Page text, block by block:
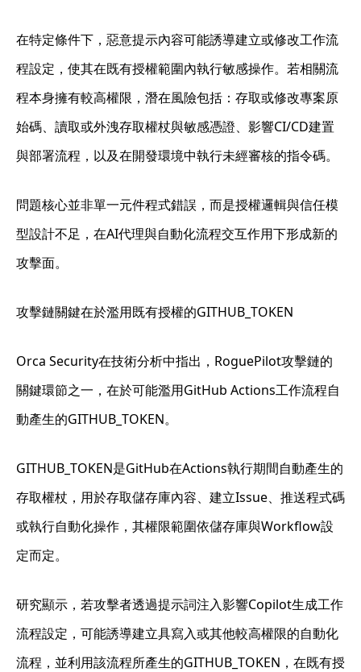
在特定條件下，惡意提示內容可能誘導建立或修改工作流
程設定，使其在既有授權範圍內執行敏感操作。若相關流
程本身擁有較高權限，潛在風險包括：存取或修改專案原
始碼、讀取或外洩存取權杖與敏感憑證、影響CI/CD建置
與部署流程，以及在開發環境中執行未經審核的指令碼。
問題核心並非單一元件程式錯誤，而是授權邏輯與信任模
型設計不足，在AI代理與自動化流程交互作用下形成新的
攻擊面。
攻擊鏈關鍵在於濫用既有授權的GITHUB_TOKEN
Orca Security在技術分析中指出，RoguePilot攻擊鏈的
關鍵環節之一，在於可能濫用GitHub Actions工作流程自
動產生的GITHUB_TOKEN。
GITHUB_TOKEN是GitHub在Actions執行期間自動產生的
存取權杖，用於存取儲存庫內容、建立Issue、推送程式碼
或執行自動化操作，其權限範圍依儲存庫與Workflow設
定而定。
研究顯示，若攻擊者透過提示詞注入影響Copilot生成工作
流程設定，可能誘導建立具寫入或其他較高權限的自動化
流程，並利用該流程所產生的GITHUB_TOKEN，在既有授